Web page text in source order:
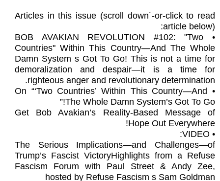
Articles in this issue (scroll down´-or-click to read
article below):
• BOB AVAKIAN REVOLUTION #102: "Two
Countries" Within This Country—And The Whole
Damn System s Got To Go! This is not a time for
demoralization and despair—it is a time for
righteous anger and revolutionary determination.
• On “‘Two Countries’ Within This Country—And
The Whole Damn System’s Got To Go!”
Get Bob Avakian’s Reality-Based Message of
Hope Out Everywhere!
• VIDEO:
The Serious Implications—and Challenges—of
Trump’s Fascist VictoryHighlights from a Refuse
Fascism Forum with Paul Street & Andy Zee,
hosted by Refuse Fascism s Sam Goldman